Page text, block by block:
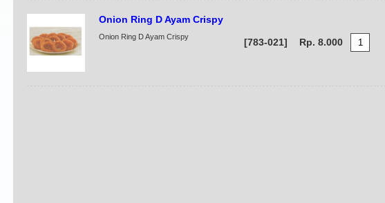
Onion Ring D Ayam Crispy
Onion Ring D Ayam Crispy [783-021] Rp. 8.000